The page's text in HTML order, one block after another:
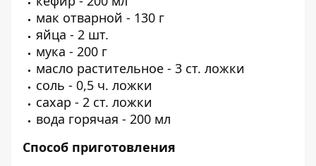
мак отварной - 130 г
яйца - 2 шт.
мука - 200 г
масло растительное - 3 ст. ложки
соль - 0,5 ч. ложки
сахар - 2 ст. ложки
вода горячая - 200 мл
Способ приготовления